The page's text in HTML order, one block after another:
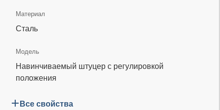
Материал
Сталь
Модель
Навинчиваемый штуцер с регулировкой
положения
Все свойства